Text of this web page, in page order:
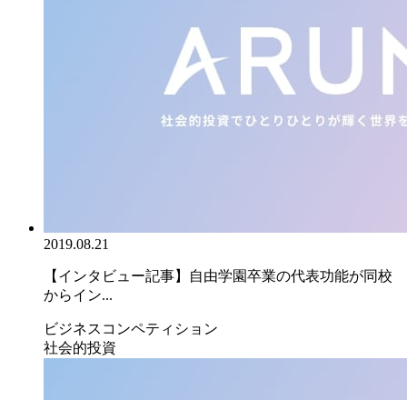
2019.08.21
【インタビュー記事】自由学園卒業の代表功能が同校
からイン...
ビジネスコンペティション
社会的投資